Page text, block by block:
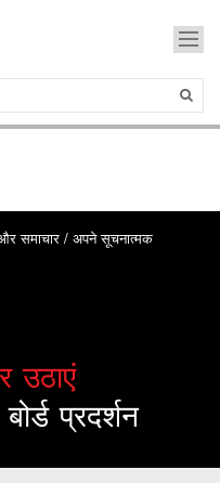
समाचार / अपने सूचनात्मक
उठाएं
प्रदर्शन